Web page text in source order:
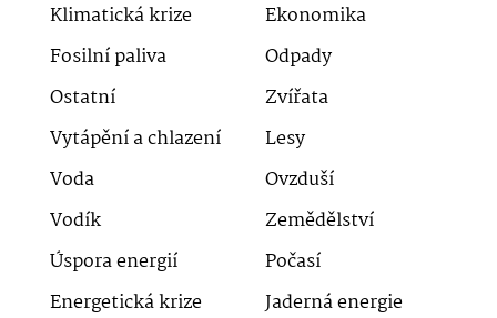
Klimatická krize
Ekonomika
Fosilní paliva
Odpady
Ostatní
Zvířata
Vytápění a chlazení
Lesy
Voda
Ovzduší
Vodík
Zemědělství
Úspora energií
Počasí
Energetická krize
Jaderná energie